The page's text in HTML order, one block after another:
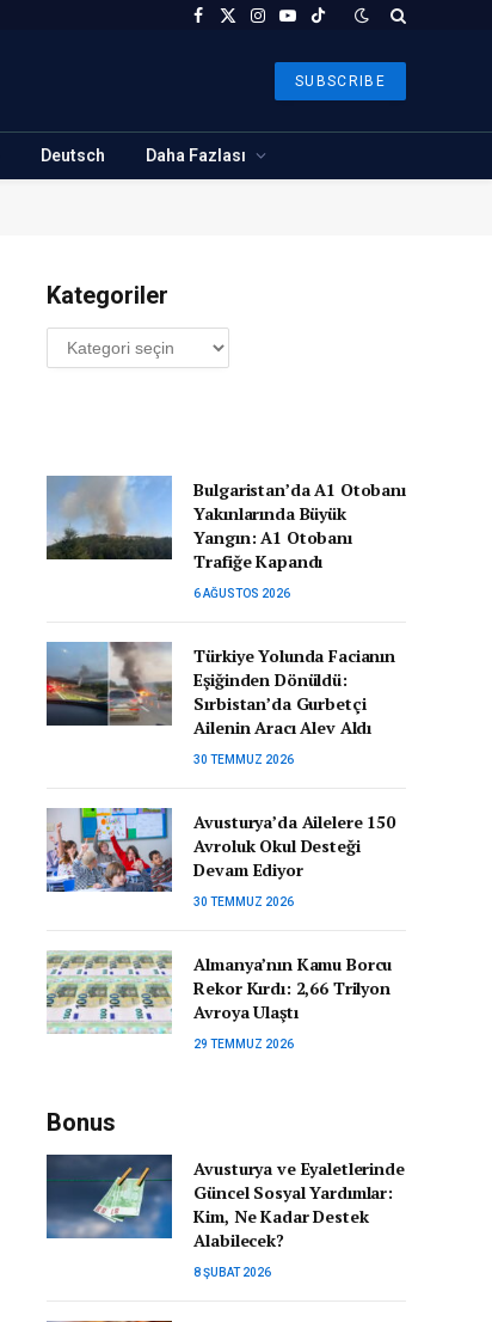
Facebook
X
Instagram
YouTubeTikTok
SUBSCRIBE
Deutsch Daha Fazlası
Kategoriler
Kategoriler
Bulgaristan’da A1 Otobanı
Yakınlarında Büyük
Yangın: A1 Otobanı
Trafiğe Kapandı
6 AĞUSTOS 2026
Türkiye Yolunda Facianın
Eşiğinden Dönüldü:
Sırbistan’da Gurbetçi
Ailenin Aracı Alev Aldı
30 TEMMUZ 2026
Avusturya’da Ailelere 150
Avroluk Okul Desteği
Devam Ediyor
30 TEMMUZ 2026
Almanya’nın Kamu Borcu
Rekor Kırdı: 2,66 Trilyon
Avroya Ulaştı
29 TEMMUZ 2026
Bonus
Avusturya ve Eyaletlerinde
Güncel Sosyal Yardımlar:
Kim, Ne Kadar Destek
Alabilecek?
8 ŞUBAT 2026